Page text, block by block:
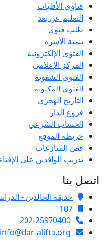
فتاوى الأقليات
التعليم عن بعد
طلب فتوى
تنمية الأسرة
الفتوى الإلكترونية
المركز الإعلامى
الفتوى الشفوية
الفتوى المكتوبة
التاريخ الهجري
فروع الدار
الحساب الشرعي
خريطة الموقع
فض المنازعات
تدريب الوافدين على الإفتاء
اتصل بنا
حديقة الخالدين -
107
202-25970400
info@dar-alifta.org